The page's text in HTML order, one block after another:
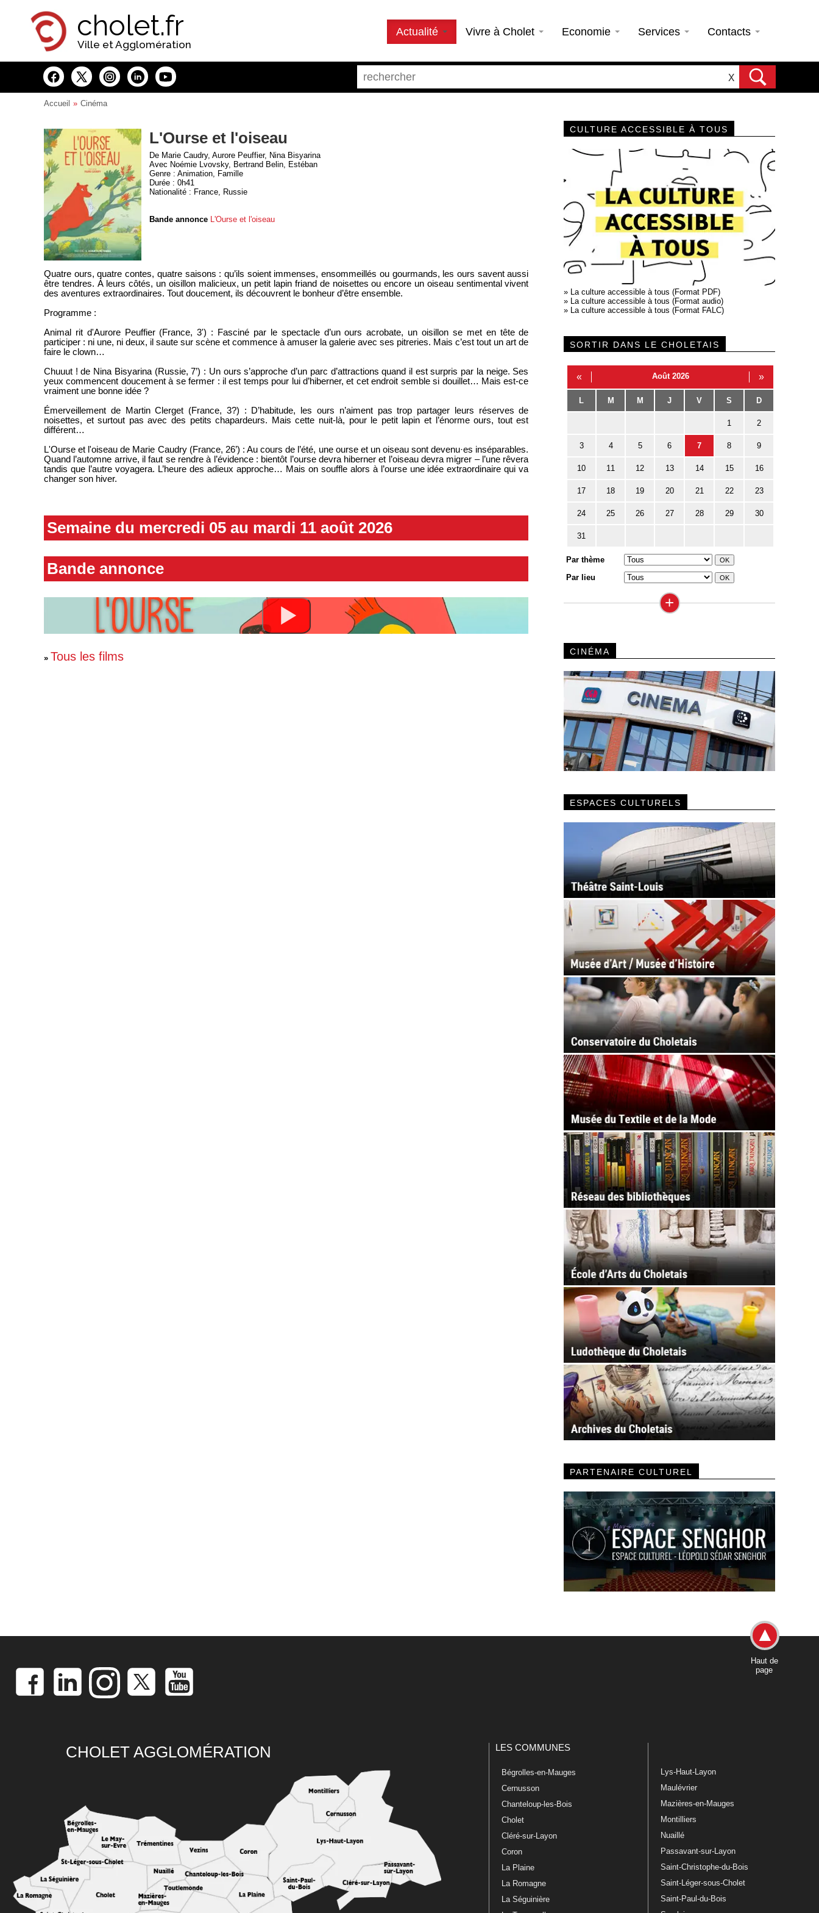
cholet.fr
Ville et Agglomération
Actualité Vivre à Cholet Economie Services Contacts
X
Accueil Cinéma
L'Ourse et l'oiseau
De Marie Caudry, Aurore Peuffier, Nina Bisyarina
Avec Noémie Lvovsky, Bertrand Belin, Estéban
Genre : Animation, Famille
Durée : 0h41
Nationalité : France, Russie
Bande annonce L'Ourse et l'oiseau
Quatre ours, quatre contes, quatre saisons : qu’ils soient immenses, ensommeillés ou gourmands, les ours savent aussi
être tendres. À leurs côtés, un oisillon malicieux, un petit lapin friand de noisettes ou encore un oiseau sentimental vivent
des aventures extraordinaires. Tout doucement, ils découvrent le bonheur d’être ensemble.
Programme :
Animal rit d'Aurore Peuffier (France, 3') : Fasciné par le spectacle d’un ours acrobate, un oisillon se met en tête de
participer : ni une, ni deux, il saute sur scène et commence à amuser la galerie avec ses pitreries. Mais c’est tout un art de
faire le clown…
Chuuut ! de Nina Bisyarina (Russie, 7’) : Un ours s’approche d’un parc d’attractions quand il est surpris par la neige. Ses
yeux commencent doucement à se fermer : il est temps pour lui d’hiberner, et cet endroit semble si douillet… Mais est-ce
vraiment une bonne idée ?
Émerveillement de Martin Clerget (France, 3?) : D’habitude, les ours n’aiment pas trop partager leurs réserves de
noisettes, et surtout pas avec des petits chapardeurs. Mais cette nuit-là, pour le petit lapin et l’énorme ours, tout est
différent…
L'Ourse et l'oiseau de Marie Caudry (France, 26’) : Au cours de l’été, une ourse et un oiseau sont devenu·es inséparables.
Quand l’automne arrive, il faut se rendre à l’évidence : bientôt l’ourse devra hiberner et l’oiseau devra migrer – l’une rêvera
tandis que l’autre voyagera. L’heure des adieux approche… Mais on souffle alors à l’ourse une idée extraordinaire qui va
changer son hiver.
Semaine du mercredi 05 au mardi 11 août 2026
Bande annonce
» Tous les films
CULTURE ACCESSIBLE À TOUS
» La culture accessible à tous (Format PDF)
» La culture accessible à tous (Format audio)
» La culture accessible à tous (Format FALC)
SORTIR DANS LE CHOLETAIS
« Août 2026 »
L M M J V S D
1 2
3 4 5 6 7 8 9
10 11 12 13 14 15 16
17 18 19 20 21 22 23
24 25 26 27 28 29 30
31
Par thème
Par lieu
+
CINÉMA
ESPACES CULTURELS
PARTENAIRE CULTUREL
Haut de
page
CHOLET AGGLOMÉRATION LES COMMUNES
Bégrolles-en-Mauges
Cernusson
Chanteloup-les-Bois
Cholet
Cléré-sur-Layon
Coron
La Plaine
La Romagne
La Séguinière
Lys-Haut-Layon
Maulévrier
Mazières-en-Mauges
Montilliers
Nuaillé
Passavant-sur-Layon
Saint-Christophe-du-Bois
Saint-Léger-sous-Cholet
Saint-Paul-du-Bois